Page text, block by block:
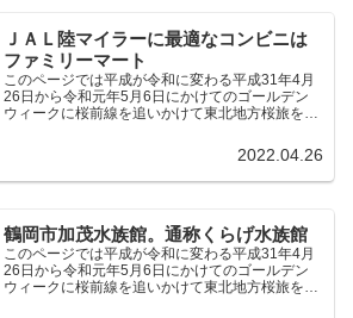
ＪＡＬ陸マイラーに最適なコンビニは
ファミリーマート
このページでは平成が令和に変わる平成31年4月
26日から令和元年5月6日にかけてのゴールデン
ウィークに桜前線を追いかけて東北地方桜旅を車
のです。（結論）「桜前線なんてものはテレビの
2022.04.26
鶴岡市加茂水族館。通称くらげ水族館
このページでは平成が令和に変わる平成31年4月
26日から令和元年5月6日にかけてのゴールデン
ウィークに桜前線を追いかけて東北地方桜旅を車